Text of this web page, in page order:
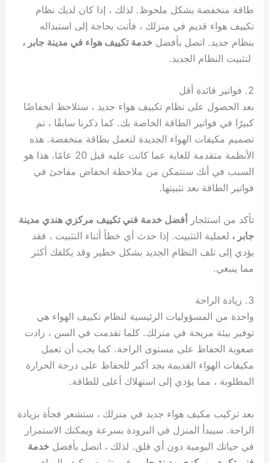
طاقة منخفضة بشكل ملحوظ. لذلك ، إذا كان لديك نظام
تكييف هواء قديم في منزلك ، فأنت بحاجة إلى استبداله
بنظام جديد. اتصل بأفضلخدمة تكييف هواء في مدينة جابر ،
لتثبيت النظام الجديد.
2. فواتير فائدة أقل
بعد الحصول على نظام تكييف هواء جديد ، ستلاحظ انخفاضًا
كبيرًا في فواتير الطاقة الخاصة بك. كما ذكرنا سابقًا ، تم
تصميم مكيفات الهواء الجديدة لتعمل بطاقة منخفضة. هذه
الأنظمة متقدمة للغاية عما كانت عليه قبل 20 عامًا. هذا هو
السبب في أنك ستتمكن من ملاحظة انخفاض مفاجئ في
فواتير الطاقة بعد تثبيتها.
تأكد من استئجار أفضل خدمة فني تكييف مركزي هندي مدينة
جابر ، لعملية التثبيت. إذا حدث أي خطأ أثناء التثبيت ، فقد
يؤدي إلى تلف النظام الجديد بشكل خطير وقد يكلفك أكثر
مما ينبغي.
3. زيادة الراحة
واحدة من المسؤوليات الرئيسية لنظام تكييف الهواء هي
توفير بيئة مريحة في منزلك. كلما تقدمت في السن ، زادت
صعوبة الحفاظ على مستوى الراحة. كما يجب أن تعمل
مكيفات الهواء القديمة بجد أكبر للحفاظ على درجة الحرارة
المطلوبة ، مما يؤدي إلى استهلاك أعلى للطاقة.
بعد تركيب مكيف هواء جديد في منزلك ، ستشعر فجأة بزيادة
الراحة. سيبدأ المنزل في البرودة بسرعة ويمكنك الاستمرار
في حياتك اليومية دون أي قلق. لذلك ، اتصل بأفضلخدمة